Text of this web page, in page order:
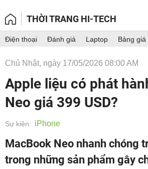
THỜI TRANG HI-TECH
Điện thoại Đánh giá Laptop Bảng giá
Chủ Nhật, ngày 17/05/2026 08:00 AM
Apple liệu có phát
Neo giá 399 USD?
Sự kiện: iPhone
MacBook Neo nhanh chóng
trong những sản phẩm gây